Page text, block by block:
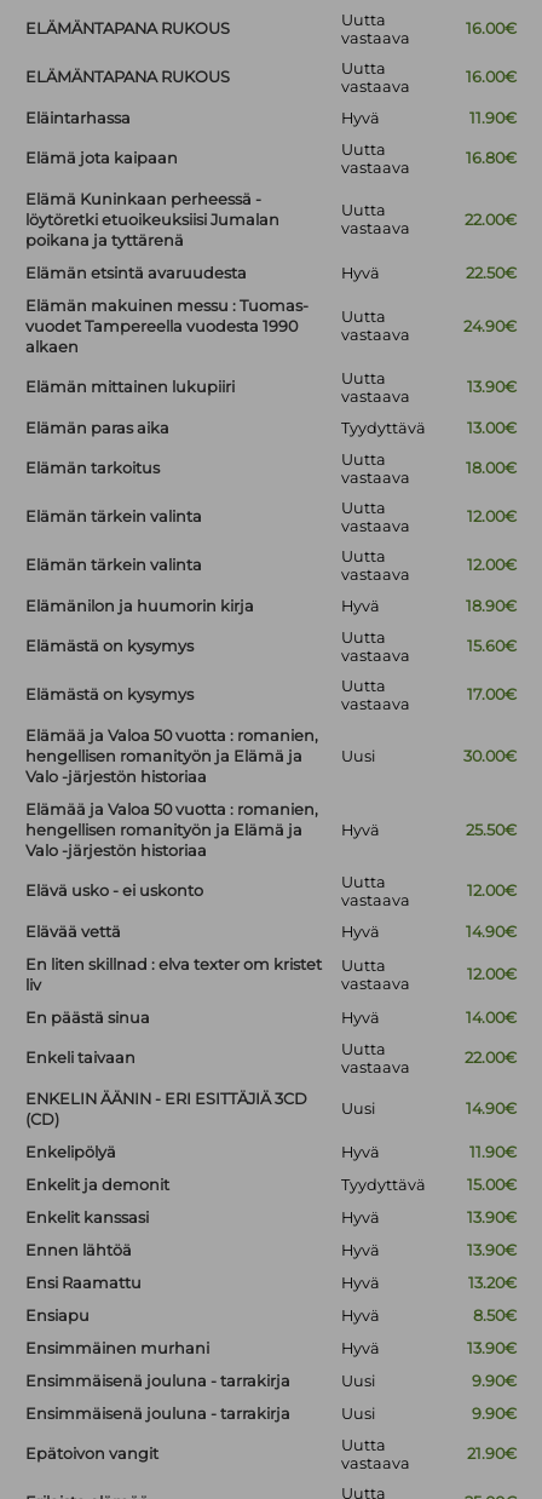
ELÄMÄNTAPANA RUKOUS
Uutta
vastaava
16.00€
ELÄMÄNTAPANA RUKOUS
Uutta
vastaava
16.00€
Eläintarhassa Hyvä 11.90€
Elämä jota kaipaan
Uutta
vastaava
16.80€
Elämä Kuninkaan perheessä -
löytöretki etuoikeuksiisi Jumalan
poikana ja tyttärenä
Uutta
vastaava
22.00€
Elämän etsintä avaruudesta Hyvä
22.50€
Elämän makuinen messu : Tuomas-
vuodet Tampereella vuodesta 1990
alkaen
Uutta
vastaava
24.90€
Elämän mittainen lukupiiri
Uutta
vastaava
13.90€
Elämän paras aika Tyydyttävä 13.00€
Elämän tarkoitus
Uutta
vastaava
18.00€
Elämän tärkein valinta
Uutta
vastaava
12.00€
Elämän tärkein valinta
Uutta
vastaava
12.00€
Elämänilon ja huumorin kirja Hyvä 18.90€
Elämästä on kysymys
Uutta
vastaava
15.60€
Elämästä on kysymys
Uutta
vastaava
17.00€
Elämää ja Valoa 50 vuotta : romanien,
hengellisen romanityön ja Elämä ja
Valo -järjestön historiaa
Uusi 30.00€
Elämää ja Valoa 50 vuotta : romanien,
hengellisen romanityön ja Elämä ja
Valo -järjestön historiaa
Hyvä 25.50€
Elävä usko - ei uskonto
Uutta
vastaava
12.00€
Elävää vettä Hyvä
14.90€
En liten skillnad : elva texter om kristet
liv
Uutta
vastaava
12.00€
En päästä sinua Hyvä 14.00€
Enkeli taivaan
Uutta
vastaava
22.00€
ENKELIN ÄÄNIN - ERI ESITTÄJIÄ 3CD
(CD)
Uusi 14.90€
Enkelipölyä Hyvä
11.90€
Enkelit ja demonit
Tyydyttävä
15.00€
Enkelit kanssasi
Hyvä
13.90€
Ennen lähtöä
Hyvä
13.90€
Ensi Raamattu
Hyvä
13.20€
Ensiapu
Hyvä
8.50€
Ensimmäinen murhani
Hyvä
13.90€
Ensimmäisenä jouluna - tarrakirja
Uusi
9.90€
Ensimmäisenä jouluna - tarrakirja
Uusi 9.90€
Epätoivon vangit
Uutta
vastaava
21.90€
Uutta